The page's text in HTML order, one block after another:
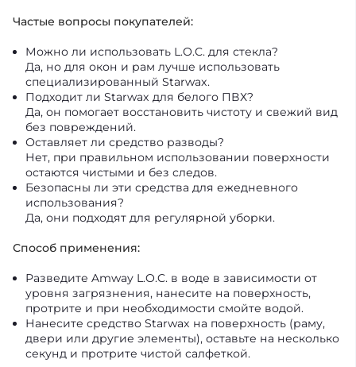
Частые вопросы покупателей:
Можно ли использовать L.O.C. для стекла?
Да, но для окон и рам лучше использовать
специализированный Starwax.
Подходит ли Starwax для белого ПВХ?
Да, он помогает восстановить чистоту и свежий вид
без повреждений.
Оставляет ли средство разводы?
Нет, при правильном использовании поверхности
остаются чистыми и без следов.
Безопасны ли эти средства для ежедневного
использования?
Да, они подходят для регулярной уборки.
Способ применения:
Разведите Amway L.O.C. в воде в зависимости от
уровня загрязнения, нанесите на поверхность,
протрите и при необходимости смойте водой.
Нанесите средство Starwax на поверхность (раму,
двери или другие элементы), оставьте на несколько
секунд и протрите чистой салфеткой.